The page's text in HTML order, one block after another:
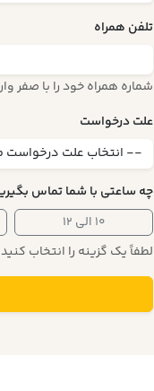
تلفن همراه
شماره همراه خود را با صفر
علت درخواست
چه ساعتی با شما تماس
۱۰ الی ۱۲
لطفاً یک گزینه را انتخاب کنید